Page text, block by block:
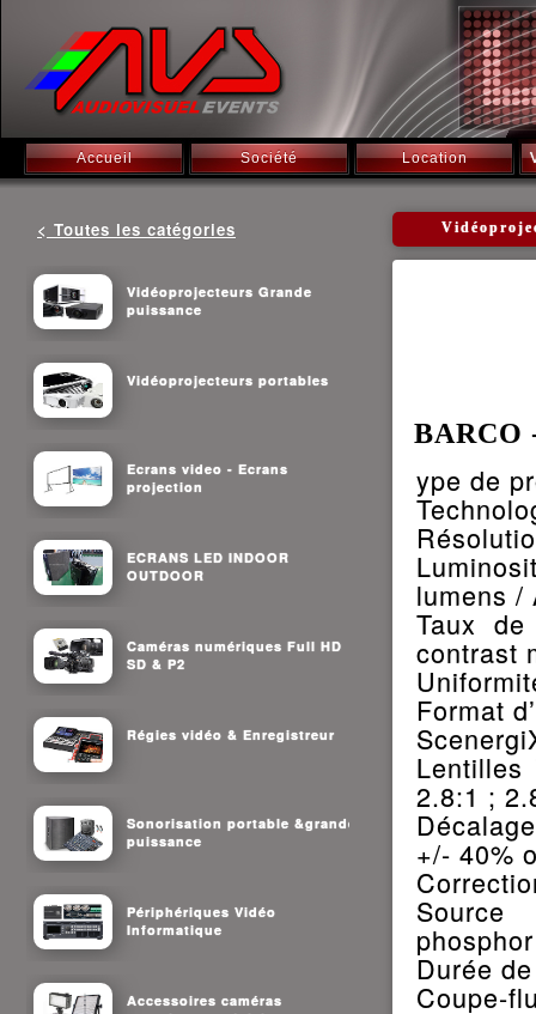
Accueil Société Location
< Toutes les catégories
Vidéoprojecteurs Grande
puissance
Vidéoprojecteurs portables
Ecrans video - Ecrans
projection
ECRANS LED INDOOR
OUTDOOR
Caméras numériques Full HD
SD & P2
Régies vidéo & Enregistreur
Sonorisation portable &grande
puissance
Périphériques Vidéo
Informatique
Accessoires caméras
BARCO
ype de
lumens /
Taux
contrast
Format
2.8:1 ;
+/- 40%
Source
Durée
Coupe-